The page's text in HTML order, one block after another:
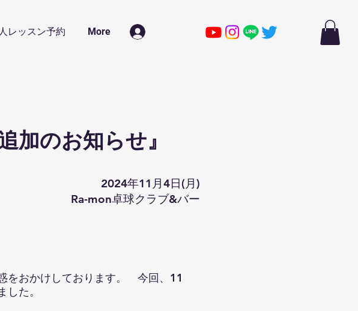
レッスン予約 More
加のお知らせ』
2024年11月4日(月)
Ra-mon卓球クラブ&バー
をおかけしております。 今回、11
た。